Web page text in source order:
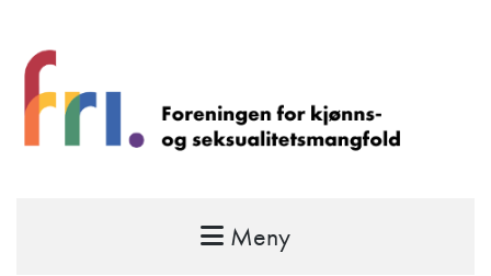
FRI – foreningen for kjønns- og
Meny